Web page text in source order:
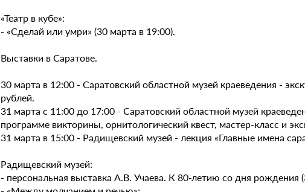
«Театр в кубе»:
- «Сделай или умри» (30 марта в 19:00).
Выставки в Саратове.
30 марта в 12:00 - Саратовский областной музей краеведения -
рублей.
31 марта с 11:00 до 17:00 - Саратовский областной музей
программе викторины, орнитологический квест, мастер-класс и
31 марта в 15:00 - Радищевский музей - лекция «Главные имена
Радищевский музей:
- персональная выставка А.В. Учаева. К 80-летию со дня